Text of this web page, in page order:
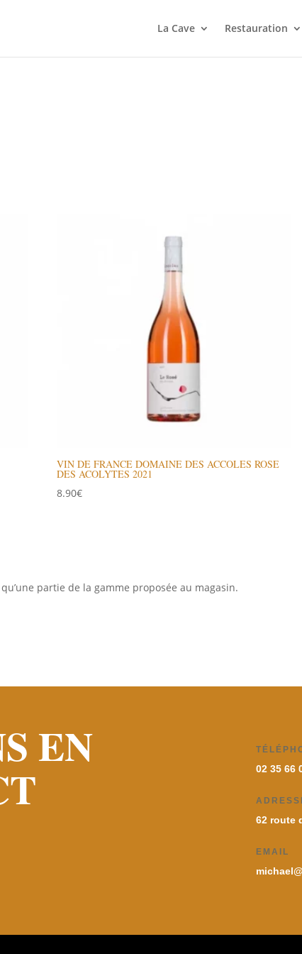
La Cave Restauration
VIN DE FRANCE DOMAINE DES ACCOLES ROSE
DES ACOLYTES 2021
8.90€
partie de la gamme proposée au magasin.
EN 02 35 66
62 route
EMAIL